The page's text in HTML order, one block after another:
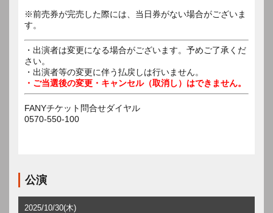
※前売券が完売した際には、当日券がない場合がございま
す。
・出演者は変更になる場合がございます。予めご了承くだ
さい。
・出演者等の変更に伴う払戻しは行いません。
・ご当選後の変更・キャンセル（取消し）はできません。
FANYチケット問合せダイヤル
0570-550-100
公演
2025/10/30(木)